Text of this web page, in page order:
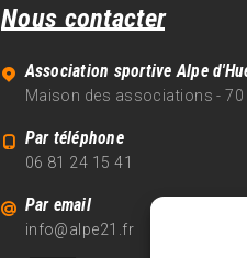
Nous contacter
Association sportive Alpe
Maison des associations - 70
Par téléphone
06 81 24 15 41
Par email
info@alpe21.fr